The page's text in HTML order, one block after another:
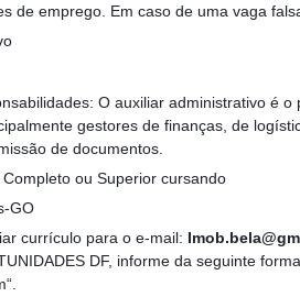
de emprego. Em caso de uma vaga
O auxiliar administrativo é
gestores de finanças, de
de documentos.
ou Superior cursando
GO
currículo para o e-mail:
DF, informe da seguinte